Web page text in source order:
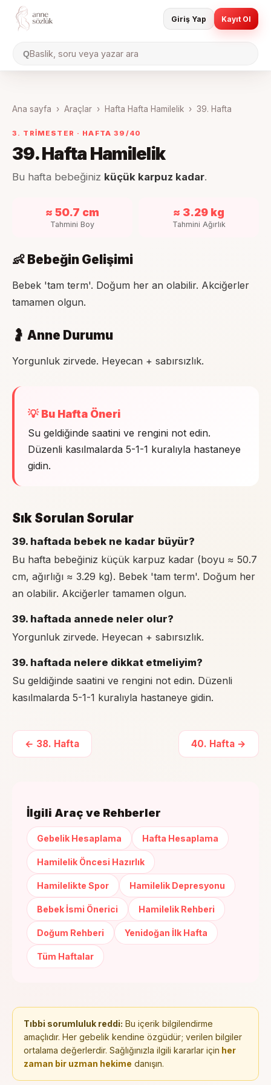
QBaslik, soru veya yazar ara
Giriş Yap Kayıt Ol
Ana sayfa › Araçlar › Hafta Hafta Hamilelik › 39. Hafta
3. TRIMESTER · HAFTA39 /40
39. Hafta Hamilelik
Bu hafta bebeğiniz küçük karpuz kadar.
≈ 50.7 cm
Tahmini Boy
≈ 3.29 kg
Tahmini Ağırlık
👶 Bebeğin Gelişimi
Bebek 'tam term'. Doğum her an olabilir. Akciğerler
tamamen olgun.
🤰 Anne Durumu
Yorgunluk zirvede. Heyecan + sabırsızlık.
💡 Bu Hafta Öneri
Su geldiğinde saatini ve rengini not edin.
Düzenli kasılmalarda 5-1-1 kuralıyla hastaneye
gidin.
Sık Sorulan Sorular
39. haftada bebek ne kadar büyür?
Bu hafta bebeğiniz küçük karpuz kadar (boyu ≈ 50.7
cm, ağırlığı ≈ 3.29 kg). Bebek 'tam term'. Doğum her
an olabilir. Akciğerler tamamen olgun.
39. haftada annede neler olur?
Yorgunluk zirvede. Heyecan + sabırsızlık.
39. haftada nelere dikkat etmeliyim?
Su geldiğinde saatini ve rengini not edin. Düzenli
kasılmalarda 5-1-1 kuralıyla hastaneye gidin.
← 38. Hafta 40. Hafta →
İlgili Araç ve Rehberler
Gebelik Hesaplama Hafta Hesaplama
Hamilelik Öncesi Hazırlık
Hamilelikte Spor Hamilelik Depresyonu
Bebek İsmi Önerici Hamilelik Rehberi
Doğum Rehberi Yenidoğan İlk Hafta
Tüm Haftalar
Tıbbi sorumluluk reddi: Bu içerik bilgilendirme
amaçlıdır. Her gebelik kendine özgüdür; verilen bilgiler
ortalama değerlerdir. Sağlığınızla ilgili kararlar için her
zaman bir uzman hekime danışın.